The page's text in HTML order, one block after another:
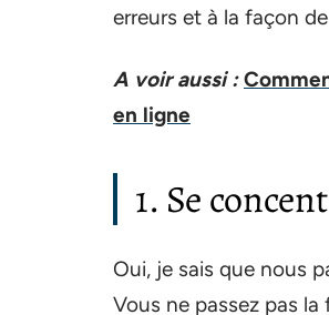
erreurs et à la façon
A voir aussi :
en ligne
1. Se
Oui, je sais que nous
Vous ne passez pas la